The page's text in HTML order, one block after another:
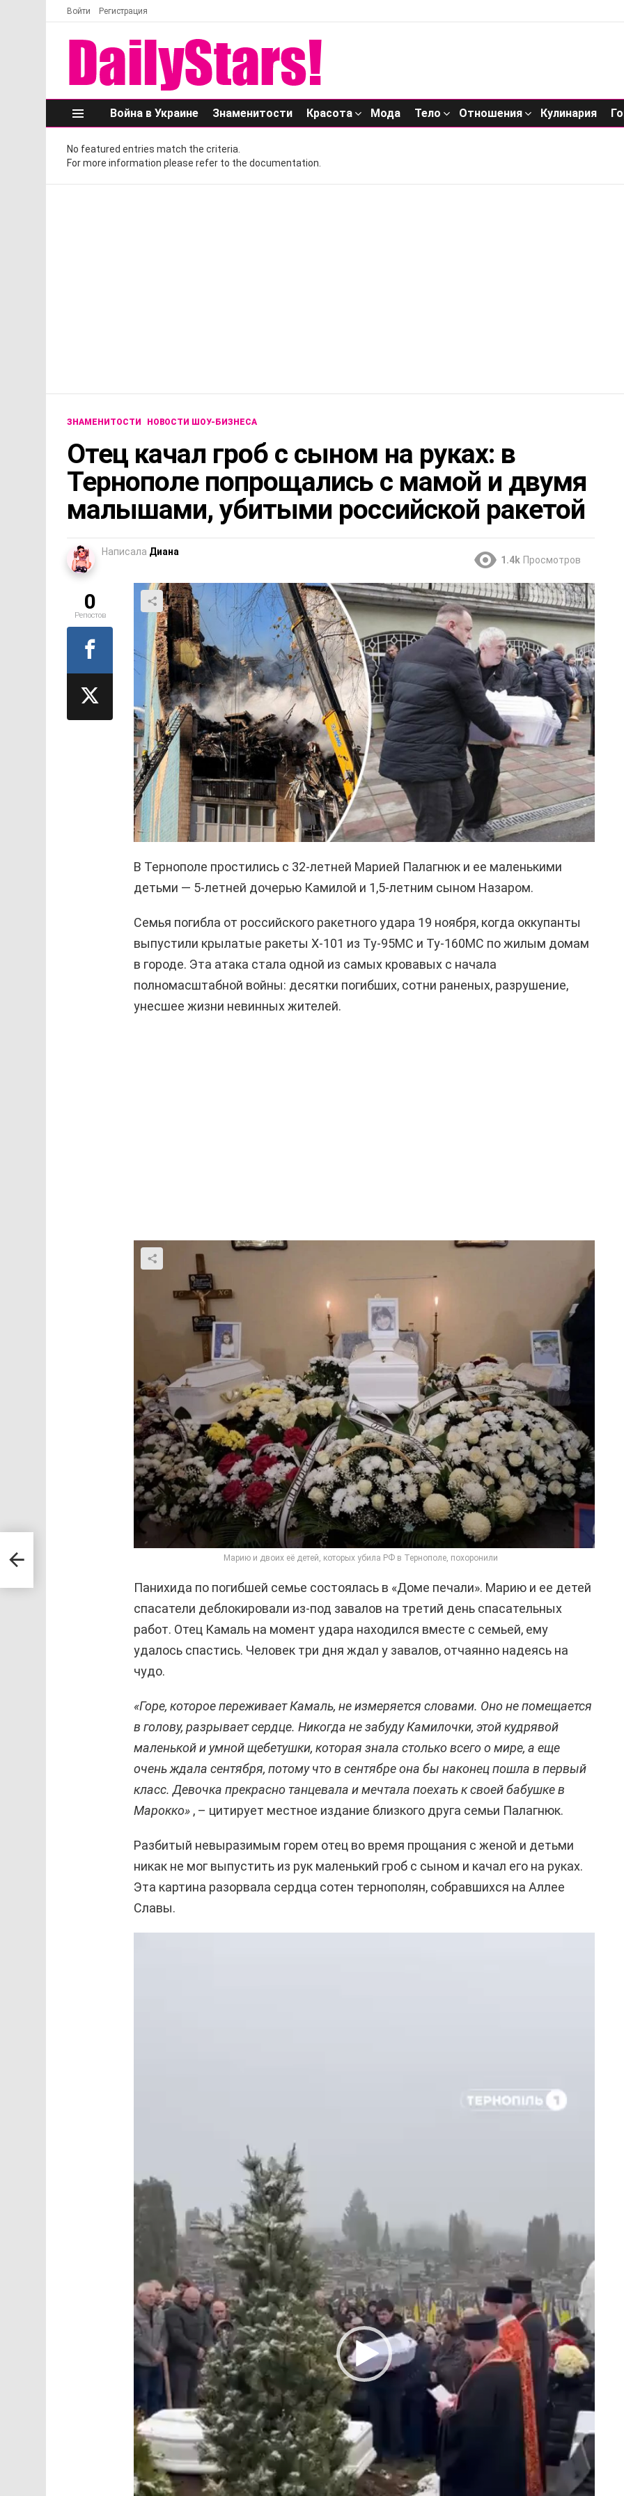
Войти Регистрация
Меню
Война в Украине Знаменитости Красота Мода Тело Отношения Кулинария
No featured entries match the criteria.
For more information please refer to the documentation.
ЗНАМЕНИТОСТИ НОВОСТИ ШОУ-БИЗНЕСА
Отец качал гроб с сыном на руках: в
Тернополе попрощались с мамой и двумя
малышами, убитыми российской ракетой
Написала Диана
1.4k Просмотров
В Тернополе простились с 32-летней Марией Палагнюк и ее маленькими
детьми — 5-летней дочерью Камилой и 1,5-летним сыном Назаром.
Семья погибла от российского ракетного удара 19 ноября, когда оккупанты
выпустили крылатые ракеты Х-101 из Ту-95МС и Ту-160МС по жилым домам
в городе. Эта атака стала одной из самых кровавых с начала
полномасштабной войны: десятки погибших, сотни раненых, разрушение,
унесшее жизни невинных жителей.
Марию и двоих её детей, которых убила РФ в Тернополе, похоронили
Панихида по погибшей семье состоялась в «Доме печали». Марию и ее детей
спасатели деблокировали из-под завалов на третий день спасательных
работ. Отец Камаль на момент удара находился вместе с семьей, ему
удалось спастись. Человек три дня ждал у завалов, отчаянно надеясь на
чудо.
«Горе, которое переживает Камаль, не измеряется словами. Оно не помещается
в голову, разрывает сердце. Никогда не забуду Камилочки, этой кудрявой
маленькой и умной щебетушки, которая знала столько всего о мире, а еще
очень ждала сентября, потому что в сентябре она бы наконец пошла в первый
класс. Девочка прекрасно танцевала и мечтала поехать к своей бабушке в
Марокко» , – цитирует местное издание близкого друга семьи Палагнюк.
Разбитый невыразимым горем отец во время прощания с женой и детьми
никак не мог выпустить из рук маленький гроб с сыном и качал его на руках.
Эта картина разорвала сердца сотен тернополян, собравшихся на Аллее
Славы.
0
Репостов